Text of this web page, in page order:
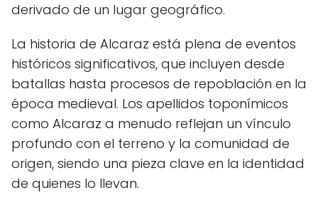
derivado de un lugar geográfico.
La historia de Alcaraz está plena de eventos
históricos significativos, que incluyen desde
batallas hasta procesos de repoblación en la
época medieval. Los apellidos toponímicos
como Alcaraz a menudo reflejan un vínculo
profundo con el terreno y la comunidad de
origen, siendo una pieza clave en la identidad
de quienes lo llevan.